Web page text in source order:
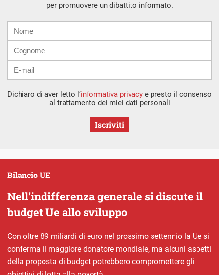
per promuovere un dibattito informato.
mail
Dichiaro di aver letto l’informativa privacy e presto il consenso
al trattamento dei miei dati personali
Iscriviti
Nell’indifferenza generale si discute il
budget Ue allo sviluppo
Bilancio UE
Con oltre 89 miliardi di euro nel prossimo settennio la Ue si
conferma il maggiore donatore mondiale, ma alcuni aspetti
della proposta di budget potrebbero compromettere gli